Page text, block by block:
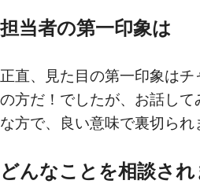
担当者の第一印象は
正直、見た目の第一印象は
の方だ！でしたが、お話して
な方で、良い意味で裏切られ
どんなことを相談さ